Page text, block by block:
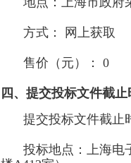
方式： 网上获取
售价（元）： 0
四、提交投标文件截
提交投标文件截止
投标地点： 上海电